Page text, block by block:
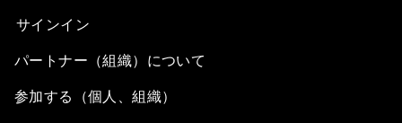
サインイン
パートナー（組織）について
参加する（個人、組織）